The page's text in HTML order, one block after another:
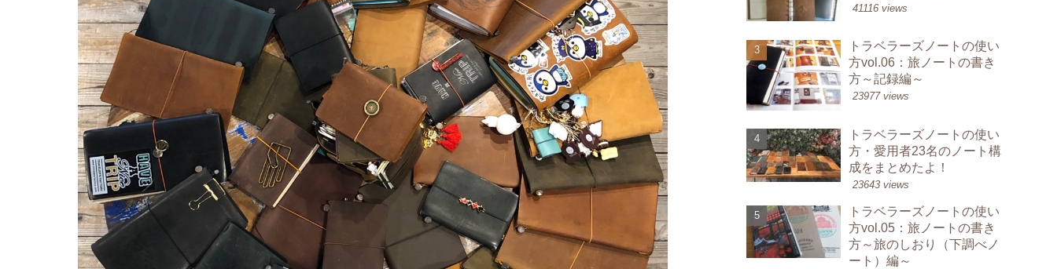
41116 views
トラベラーズノートの使い
方vol.06：旅ノートの書き
方～記録編～
23977 views
トラベラーズノートの使い
方・愛用者23名のノート構
成をまとめたよ！
23643 views
トラベラーズノートの使い
方vol.05：旅ノートの書き
方～旅のしおり（下調べノ
ート）編～